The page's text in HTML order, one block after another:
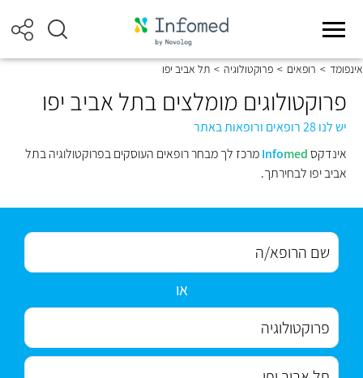
אינפומד > רופאים > פרוקטולוגיה > תל אביב יפו
פרוקטולוגים מומלצים בתל אביב יפו
יש לנו 28 רופאים ורופאות באתר
אינדקס
Infomed
מרכז לך מבחר רופאים העוסקים בפרוקטולוגיה בתל
אביב יפו לבחירתך.
או